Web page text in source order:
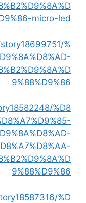
micro-led
%
9%88%D9%86
%D8
9%88%D9%86
%D